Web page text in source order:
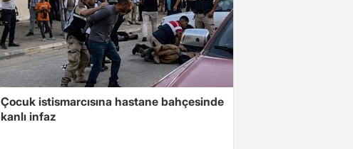
Çocuk istismarcısına hastane bahçesinde
kanlı infaz